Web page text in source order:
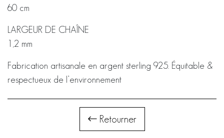
60 cm
LARGEUR DE CHAÎNE
1,2 mm
Fabrication artisanale en argent sterling 925. Équitable &
respectueux de l’environnement
Retourner